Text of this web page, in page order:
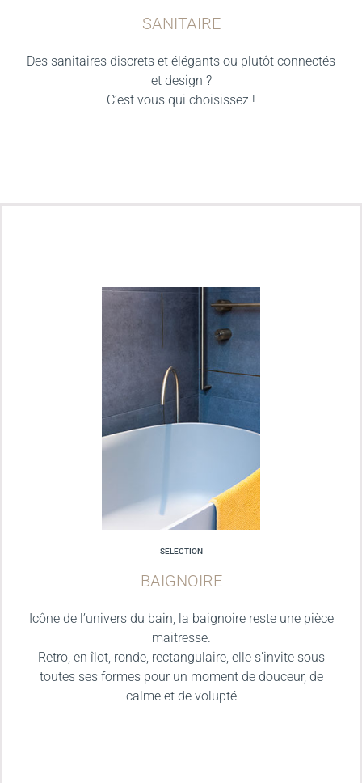
SANITAIRE
Des sanitaires discrets et élégants ou plutôt connectés
et design ?
C’est vous qui choisissez !
SELECTION
BAIGNOIRE
Icône de l’univers du bain, la baignoire reste une pièce
maitresse.
Retro, en îlot, ronde, rectangulaire, elle s’invite sous
toutes ses formes pour un moment de douceur, de
calme et de volupté